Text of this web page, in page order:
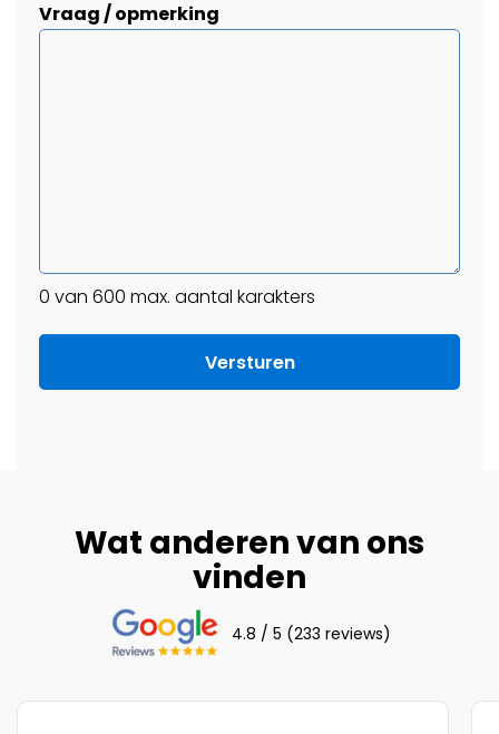
Vraag / opmerking
0 van 600 max. aantal karakters
Wat anderen van ons
vinden
4.8 / 5 (233 reviews)